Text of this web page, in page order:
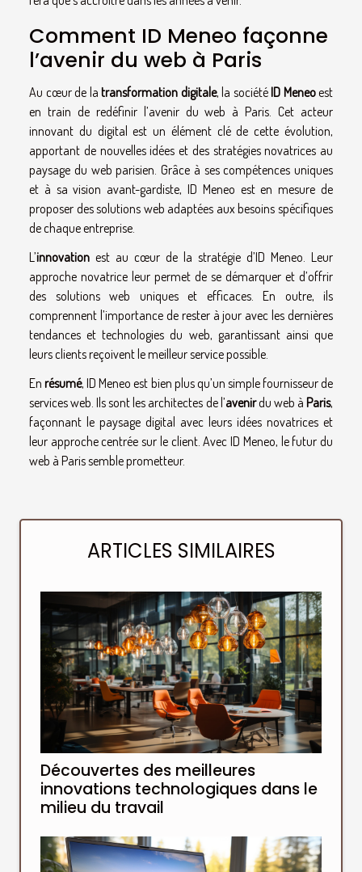
Comment ID Meneo façonne
l’avenir du web à Paris
Au cœur de la transformation digitale, la société ID Meneoest
en train de redéfinir l’avenir du web à Paris. Cet acteur
innovant du digital est un élément clé de cette évolution,
apportant de nouvelles idées et des stratégies novatrices au
paysage du web parisien. Grâce à ses compétences uniques
et à sa vision avant-gardiste, ID Meneo est en mesure de
proposer des solutions web adaptées aux besoins spécifiques
de chaque entreprise.
L’innovation est au cœur de la stratégie d’ID Meneo. Leur
approche novatrice leur permet de se démarquer et d’offrir
des solutions web uniques et efficaces. En outre, ils
comprennent l’importance de rester à jour avec les dernières
tendances et technologies du web, garantissant ainsi que
leurs clients reçoivent le meilleur service possible.
Enrésumé, ID Meneo est bien plus qu’un simple fournisseur de
services web. Ils sont les architectes de l’avenirdu web àParis,
façonnant le paysage digital avec leurs idées novatrices et
leur approche centrée sur le client. Avec ID Meneo, le futur du
web à Paris semble prometteur.
ARTICLES SIMILAIRES
Découvertes des meilleures
innovations technologiques dans le
milieu du travail